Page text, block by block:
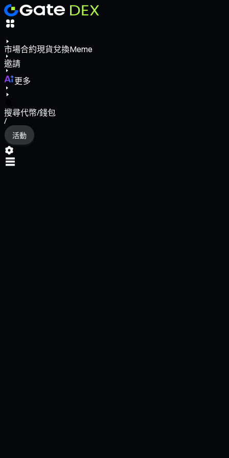
市場合約現貨兌換Meme
邀請
更多
搜尋代幣/錢包
/
活動